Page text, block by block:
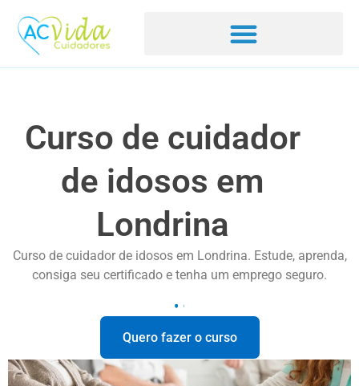
Curso de cuidador
de idosos em
Londrina
Curso de cuidador de idosos em Londrina. Estude, aprenda,
consiga seu certificado e tenha um emprego seguro.
Quero fazer o curso